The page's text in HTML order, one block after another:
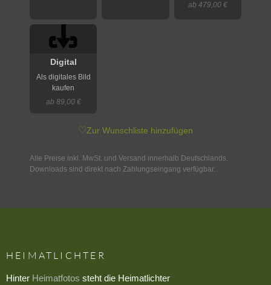
ab 479,00 €
Digital
Als digitales Bild
kaufen
ab 89,00 €
♡Zur Wunschliste hinzufügen
Alle Preise inkl. MwSt. und Versand innerhalb Deutschlands.
Downloads sind direkt nach Zahlungseingang verfügbar.
HEIMATLICHTER
Hinter Heimatfotos steht die Heimatlichter